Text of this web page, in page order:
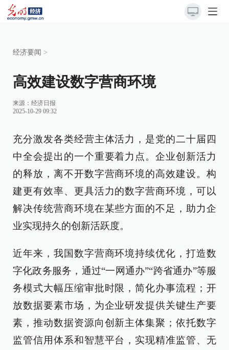
经济要闻 >
高效建设数字营商环境
来源： 经济日报
2025-10-29 09:32
充分激发各类经营主体活力，是党的二十届四
中全会提出的一个重要着力点。企业创新活力
的释放，离不开数字营商环境的高效建设。构
建更有效率、更具活力的数字营商环境，可以
解决传统营商环境在某些方面的不足，助力企
业实现持久的创新活跃度。
近年来，我国数字营商环境持续优化，打造数
字化政务服务，通过“一网通办”“跨省通办”等服
务模式大幅压缩审批时限，简化办事流程；开
放数据要素市场，为企业研发提供关键生产要
素，推动数据资源向创新主体集聚；依托数字
监管信用体系和智慧平台，实现精准监管、无